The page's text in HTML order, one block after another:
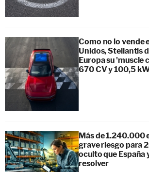
Como no lo vende
Unidos, Stellantis
Europa su 'muscle
670 CV y 100,5
Más de 1.240.000
grave riesgo para
oculto que España
resolver